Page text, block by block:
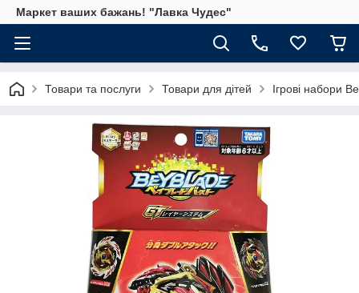
Маркет ваших бажань! "Лавка Чудес"
Товари та послуги Товари для дітей Ігрові набори